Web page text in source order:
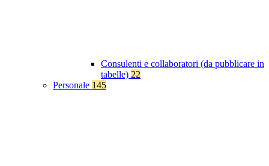
Consulenti e collaboratori (da pubblicare in
tabelle) 22
Personale 145